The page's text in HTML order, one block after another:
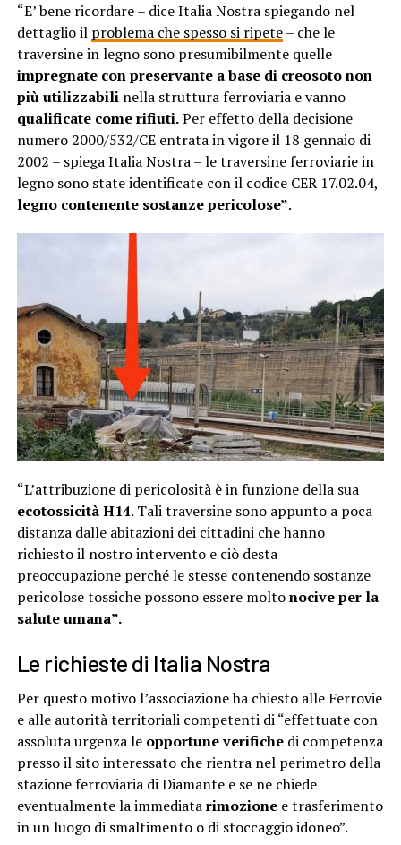
“E’ bene ricordare – dice Italia Nostra spiegando nel
dettaglio il problema che spesso si ripete– che le
traversine in legno sono presumibilmente quelle
impregnate con preservante a base di creosoto non
più utilizzabilinella struttura ferroviaria e vanno
qualificate come rifiuti.Per effetto della decisione
numero 2000/532/CE entrata in vigore il 18 gennaio di
2002 – spiega Italia Nostra – le traversine ferroviarie in
legno sono state identificate con il codice CER 17.02.04,
legno contenente sostanze pericolose”.
“L’attribuzione di pericolosità è in funzione della sua
ecotossicità H14. Tali traversine sono appunto a poca
distanza dalle abitazioni dei cittadini che hanno
richiesto il nostro intervento e ciò desta
preoccupazione perché le stesse contenendo sostanze
pericolose tossiche possono essere moltonocive per la
salute umana”.
Le richieste di Italia Nostra
Per questo motivo l’associazione ha chiesto alle Ferrovie
e alle autorità territoriali competenti di “effettuate con
assoluta urgenza leopportune verifichedi competenza
presso il sito interessato che rientra nel perimetro della
stazione ferroviaria di Diamante e se ne chiede
eventualmente la immediatarimozionee trasferimento
in un luogo di smaltimento o di stoccaggio idoneo”.